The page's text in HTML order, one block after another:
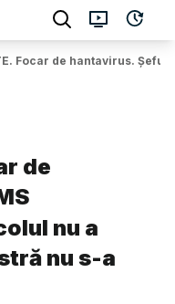
Focar de hantavirus.
de
nu a
nu s-a